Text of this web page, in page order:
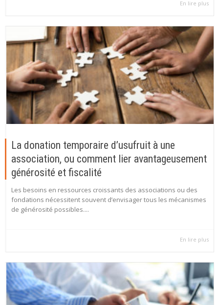
En lire plus
La donation temporaire d’usufruit à une
association, ou comment lier avantageusement
générosité et fiscalité
Les besoins en ressources croissants des associations ou des
fondations nécessitent souvent d’envisager tous les mécanismes
de générosité possibles....
En lire plus